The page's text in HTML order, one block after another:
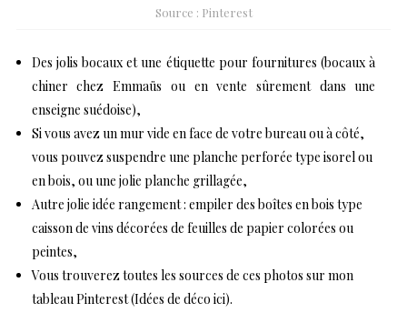
Source : Pinterest
Des jolis bocaux et une étiquette pour fournitures (bocaux à
chiner chez Emmaüs ou en vente sûrement dans une
enseigne suédoise),
Si vous avez un mur vide en face de votre bureau ou à côté,
vous pouvez suspendre une planche perforée type isorel ou
en bois, ou une jolie planche grillagée,
Autre jolie idée rangement : empiler des boîtes en bois type
caisson de vins décorées de feuilles de papier colorées ou
peintes,
Vous trouverez toutes les sources de ces photos sur mon
tableau Pinterest (Idées de déco ici).